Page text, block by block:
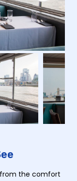
from the comfort